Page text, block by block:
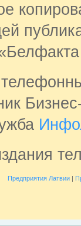
Предприятия Латвии|